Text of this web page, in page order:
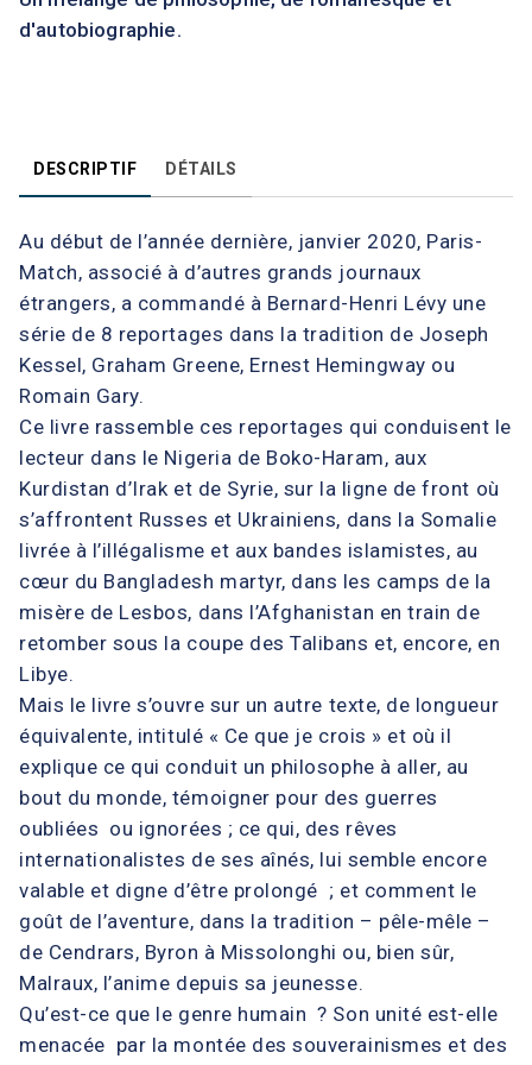
d'autobiographie.
DESCRIPTIF DÉTAILS
Au début de l’année dernière, janvier 2020, Paris-
Match, associé à d’autres grands journaux
étrangers, a commandé à Bernard-Henri Lévy une
série de 8 reportages dans la tradition de Joseph
Kessel, Graham Greene, Ernest Hemingway ou
Romain Gary.
Ce livre rassemble ces reportages qui conduisent le
lecteur dans le Nigeria de Boko-Haram, aux
Kurdistan d’Irak et de Syrie, sur la ligne de front où
s’affrontent Russes et Ukrainiens, dans la Somalie
livrée à l’illégalisme et aux bandes islamistes, au
cœur du Bangladesh martyr, dans les camps de la
misère de Lesbos, dans l’Afghanistan en train de
retomber sous la coupe des Talibans et, encore, en
Libye.
Mais le livre s’ouvre sur un autre texte, de longueur
équivalente, intitulé « Ce que je crois » et où il
explique ce qui conduit un philosophe à aller, au
bout du monde, témoigner pour des guerres
oubliées ou ignorées ; ce qui, des rêves
internationalistes de ses aînés, lui semble encore
valable et digne d’être prolongé ; et comment le
goût de l’aventure, dans la tradition – pêle-mêle –
de Cendrars, Byron à Missolonghi ou, bien sûr,
Malraux, l’anime depuis sa jeunesse.
Qu’est-ce que le genre humain ? Son unité est-elle
menacée par la montée des souverainismes et des